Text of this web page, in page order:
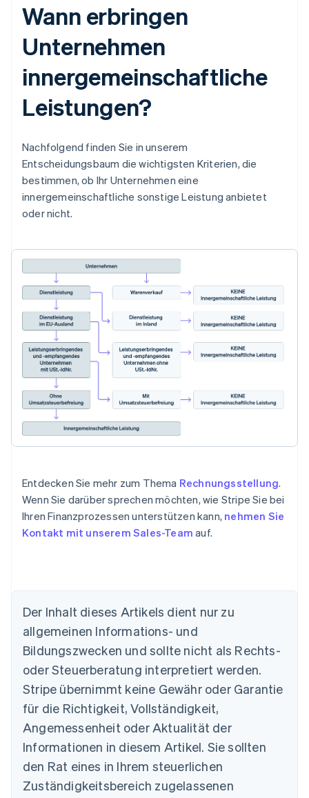
Wann erbringen
Unternehmen
innergemeinschaftliche
Leistungen?
Nachfolgend finden Sie in unserem
Entscheidungsbaum die wichtigsten Kriterien, die
bestimmen, ob Ihr Unternehmen eine
innergemeinschaftliche sonstige Leistung anbietet
oder nicht.
Entdecken Sie mehr zum Thema Rechnungsstellung.
Wenn Sie darüber sprechen möchten, wie Stripe Sie bei
Ihren Finanzprozessen unterstützen kann, nehmen Sie
Kontakt mit unserem Sales-Team auf.
Der Inhalt dieses Artikels dient nur zu
allgemeinen Informations- und
Bildungszwecken und sollte nicht als Rechts-
oder Steuerberatung interpretiert werden.
Stripe übernimmt keine Gewähr oder Garantie
für die Richtigkeit, Vollständigkeit,
Angemessenheit oder Aktualität der
Informationen in diesem Artikel. Sie sollten
den Rat eines in Ihrem steuerlichen
Zuständigkeitsbereich zugelassenen
Australien
English
Belgien
NederlandsFrançais DeutschEnglish
Brasilien
Bulgarien
English
Dänemark
English